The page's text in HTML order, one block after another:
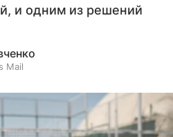
и одним из решений
Mail